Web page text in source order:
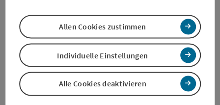
Zur WBA
Die Wels Betriebsansiedelungs-GmbH (WBA) ist eine 100%
Tochtergesellschaft der Stadt Wels und Marktführerin in der
Entwicklung von Betriebsgebieten in der Region Wels. Die
WBA wird seit 16. März 2018 auf Grundlage eines
Dienstleistungsvertrages von der Wels Marketing & Touristik
GmbH geführt und vom Alleingeschäftsführer Direktor Peter
Alle Cookies deaktivieren
Individuelle Einstellungen
Allen Cookies zustimmen